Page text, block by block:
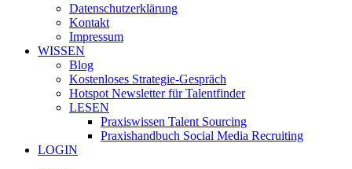
Datenschutzerklärung
Kontakt
Impressum
WISSEN
Blog
Kostenloses Strategie-Gespräch
Hotspot Newsletter für Talentfinder
LESEN
Praxiswissen Talent Sourcing
Praxishandbuch Social Media Recruiting
LOGIN